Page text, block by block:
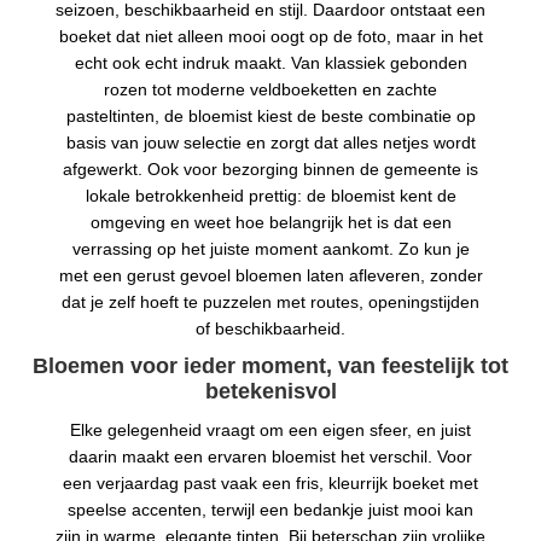
seizoen, beschikbaarheid en stijl. Daardoor ontstaat een
boeket dat niet alleen mooi oogt op de foto, maar in het
echt ook echt indruk maakt. Van klassiek gebonden
rozen tot moderne veldboeketten en zachte
pasteltinten, de bloemist kiest de beste combinatie op
basis van jouw selectie en zorgt dat alles netjes wordt
afgewerkt. Ook voor bezorging binnen de gemeente is
lokale betrokkenheid prettig: de bloemist kent de
omgeving en weet hoe belangrijk het is dat een
verrassing op het juiste moment aankomt. Zo kun je
met een gerust gevoel bloemen laten afleveren, zonder
dat je zelf hoeft te puzzelen met routes, openingstijden
of beschikbaarheid.
Bloemen voor ieder moment, van feestelijk tot
betekenisvol
Elke gelegenheid vraagt om een eigen sfeer, en juist
daarin maakt een ervaren bloemist het verschil. Voor
een verjaardag past vaak een fris, kleurrijk boeket met
speelse accenten, terwijl een bedankje juist mooi kan
zijn in warme, elegante tinten. Bij beterschap zijn vrolijke